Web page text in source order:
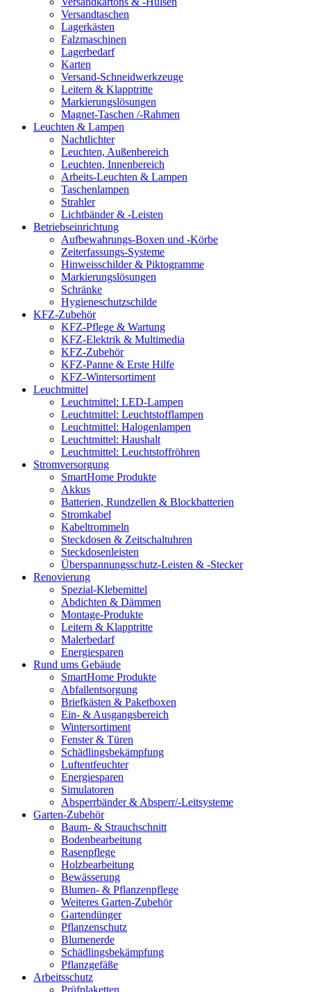
Versandtaschen
Lagerkästen
Falzmaschinen
Lagerbedarf
Karten
Versand-Schneidwerkzeuge
Leitern & Klapptritte
Markierungslösungen
Magnet-Taschen /-Rahmen
Leuchten & Lampen
Nachtlichter
Leuchten, Außenbereich
Leuchten, Innenbereich
Arbeits-Leuchten & Lampen
Taschenlampen
Strahler
Lichtbänder & -Leisten
Betriebseinrichtung
Aufbewahrungs-Boxen und -Körbe
Zeiterfassungs-Systeme
Hinweisschilder & Piktogramme
Markierungslösungen
Schränke
Hygieneschutzschilde
KFZ-Zubehör
KFZ-Pflege & Wartung
KFZ-Elektrik & Multimedia
KFZ-Zubehör
KFZ-Panne & Erste Hilfe
KFZ-Wintersortiment
Leuchtmittel
Leuchtmittel: LED-Lampen
Leuchtmittel: Leuchtstofflampen
Leuchtmittel: Halogenlampen
Leuchtmittel: Haushalt
Leuchtmittel: Leuchtstoffröhren
Stromversorgung
SmartHome Produkte
Akkus
Batterien, Rundzellen & Blockbatterien
Stromkabel
Kabeltrommeln
Steckdosen & Zeitschaltuhren
Steckdosenleisten
Überspannungsschutz-Leisten & -Stecker
Renovierung
Spezial-Klebemittel
Abdichten & Dämmen
Montage-Produkte
Leitern & Klapptritte
Malerbedarf
Energiesparen
Rund ums Gebäude
SmartHome Produkte
Abfallentsorgung
Briefkästen & Paketboxen
Ein- & Ausgangsbereich
Wintersortiment
Fenster & Türen
Schädlingsbekämpfung
Luftentfeuchter
Energiesparen
Simulatoren
Absperrbänder & Absperr/-Leitsysteme
Garten-Zubehör
Baum- & Strauchschnitt
Bodenbearbeitung
Rasenpflege
Holzbearbeitung
Bewässerung
Blumen- & Pflanzenpflege
Weiteres Garten-Zubehör
Gartendünger
Pflanzenschutz
Blumenerde
Schädlingsbekämpfung
Pflanzgefäße
Arbeitsschutz
Prüfplaketten